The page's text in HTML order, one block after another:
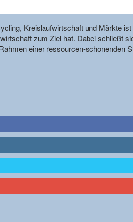
Kreislaufwirtschaft und Märkte
zum Ziel hat. Dabei schließt
einer ressourcen-schonenden